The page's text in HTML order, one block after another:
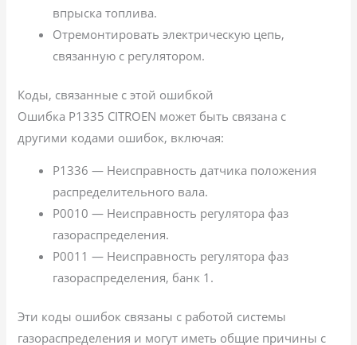
впрыска топлива.
Отремонтировать электрическую цепь,
связанную с регулятором.
Коды, связанные с этой ошибкой
Ошибка P1335 CITROEN может быть связана с
другими кодами ошибок, включая:
P1336 — Неисправность датчика положения
распределительного вала.
P0010 — Неисправность регулятора фаз
газораспределения.
P0011 — Неисправность регулятора фаз
газораспределения, банк 1.
Эти коды ошибок связаны с работой системы
газораспределения и могут иметь общие причины с